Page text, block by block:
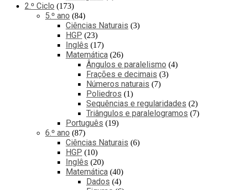
2.º Ciclo 173
5.º ano 84
Ciências Naturais 3
HGP 23
Inglês 17
Matemática 26
Ângulos e paralelismo 4
Frações e decimais 3
Números naturais 7
Poliedros 1
Sequências e regularidades 2
Triângulos e paralelogramos 7
Português 19
6.º ano 87
Ciências Naturais 6
HGP 10
Inglês 20
Matemática 40
Dados 4